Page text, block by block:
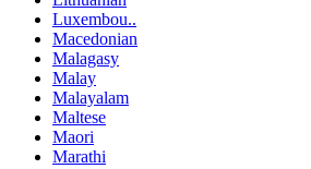
Luxembou..
Macedonian
Malagasy
Malay
Malayalam
Maltese
Maori
Marathi